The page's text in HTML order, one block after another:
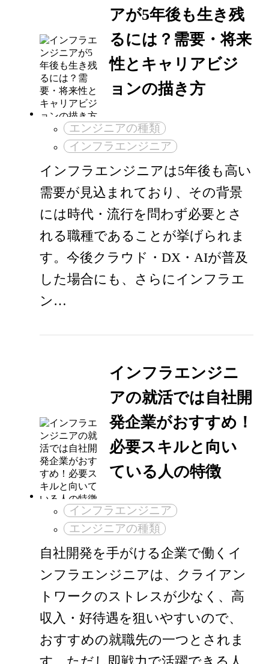
アが5年後も生き残
るには？需要・将来
性とキャリアビジ
ョンの描き方
エンジニアの種類
インフラエンジニア
インフラエンジニアは5年後も高い
需要が見込まれており、その背景
には時代・流行を問わず必要とさ
れる職種であることが挙げられま
す。今後クラウド・DX・AIが普及
した場合にも、さらにインフラエ
ン…
インフラエンジニ
アの就活では自社開
発企業がおすすめ！
必要スキルと向い
ている人の特徴
インフラエンジニア
エンジニアの種類
自社開発を手がける企業で働くイ
ンフラエンジニアは、クライアン
トワークのストレスが少なく、高
収入・好待遇を狙いやすいので、
おすすめの就職先の一つとされま